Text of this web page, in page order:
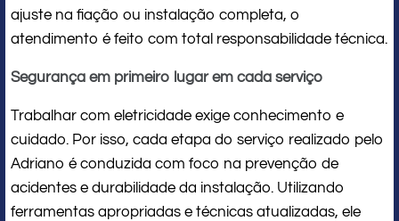
ajuste na fiação ou instalação completa, o
atendimento é feito com total responsabilidade técnica.
Segurança em primeiro lugar em cada serviço
Trabalhar com eletricidade exige conhecimento e
cuidado. Por isso, cada etapa do serviço realizado pelo
Adriano é conduzida com foco na prevenção de
acidentes e durabilidade da instalação. Utilizando
ferramentas apropriadas e técnicas atualizadas, ele